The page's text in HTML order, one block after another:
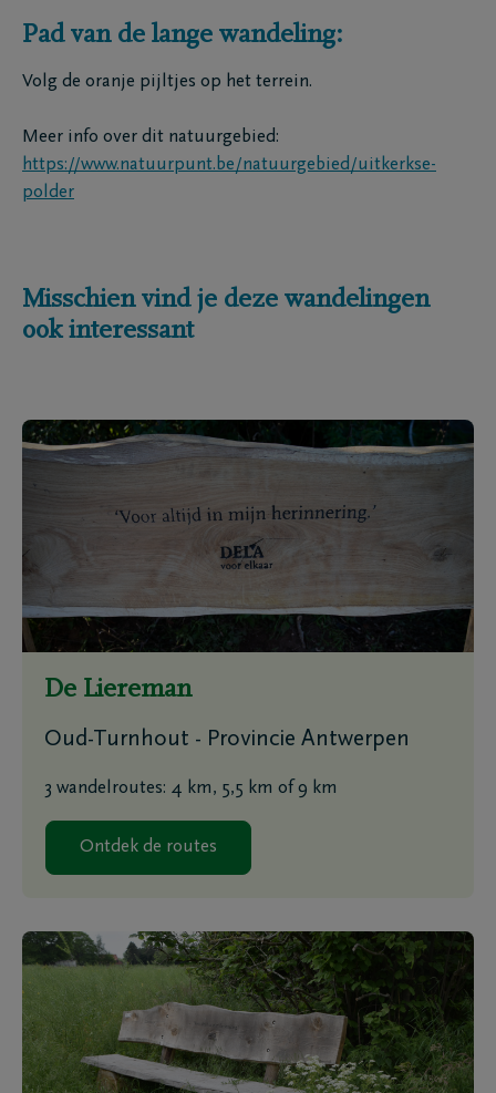
Pad van de lange wandeling:
Volg de oranje pijltjes op het terrein.
Meer info over dit natuurgebied:
https://www.natuurpunt.be/natuurgebied/uitkerkse-
polder
Misschien vind je deze wandelingen
ook interessant
De Liereman
Oud-Turnhout - Provincie Antwerpen
3 wandelroutes: 4 km, 5,5 km of 9 km
Ontdek de routes